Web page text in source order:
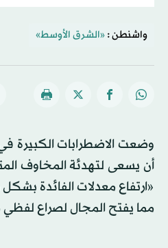
واشنطن : «الشرق الأوسط»
وضعت الاضطرابات الكبيرة
أن يسعى لتهدئة المخاوف
«ارتفاع معدلات الفائدة
مما يفتح المجال لصراع لفظي